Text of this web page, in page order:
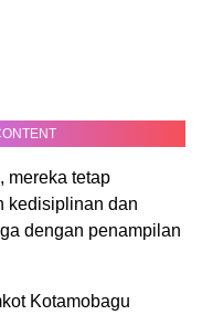
mereka tetap
kedisiplinan dan
dengan penampilan
Kotamobagu